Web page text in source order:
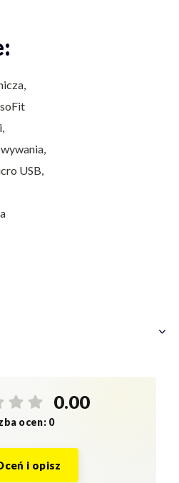
USB,
0.00
ocen: 0
i opisz